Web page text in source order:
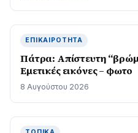
ΕΠΙΚΑΙΡΌΤΗΤΑ
Πάτρα: Απίστευτη
Εμετικές εικόνες – φωτο
8 Αυγούστου 2026